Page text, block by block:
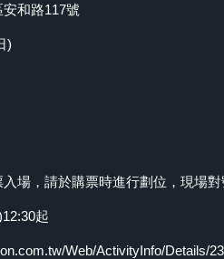
和路117號
)
場，請於購票時進行劃位，現場
起
Web/ActivityInfo/Details/